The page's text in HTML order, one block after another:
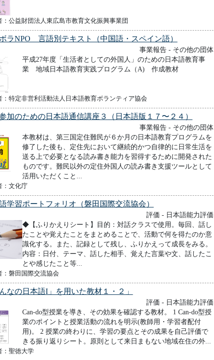
：公益財団法人東広島市教育文化振興事業団
ラNPO 言語別テキスト（中国語・スペイン語）
事業報告 - その他の団体
平成27年度「生活者としての外国人」のための日本語教育事
業 地域日本語教育実践プログラム（A) 作成教材
：特定非営利活動法人日本語教育ボランティア協会
加のための日本語通信講座３（日本語版１７〜２４）
事業報告 - その他の団体
本教材は、第三国定住難民が６か月の日本語教育プログラムを
修了した後も、定住先において継続的かつ自律的に日常生活を
送る上で必要となる読み書き能力を習得するために開発された
ものです。難民以外の定住外国人の読み書き支援ツールとして
活用いただくこと...
：文化庁
学習ポートフォリオ（磐田国際交流協会）
評価 - 日本語能力評価
◆【ふりかえりシート】目的：対話クラスで使用。毎回、話し
たことや覚えたことをまとめることで、活動で何を得たのか意
識化する。また、記録として残し、ふりかえって成長をみる。
内容：日付、テーマ、話した相手、覚えた言葉や文、話したこ
とや感じたこと等...
：磐田国際交流協会
んなの日本語I」を用いた教材１・２」
評価 - 日本語能力評価
Can-do型授業を導き、その効果を確認する教材。 1 Can-do型授
業のポイントと授業活動の流れを明示(教師用・学習者配付
用)。 2 授業の終わりに、学習の要点とその成果を自己評価で
きる振り返りシート。原則として来日まもない地域在住の外...
：聖徳大学